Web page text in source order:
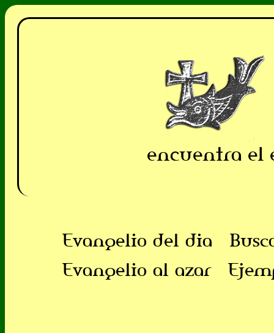
encuentra el
Evangelio del dia
Evangelio al azar